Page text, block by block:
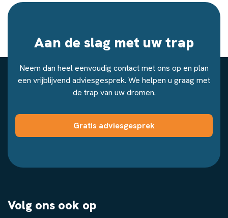
Aan de slag met uw trap
Neem dan heel eenvoudig contact met ons op en plan
een vrijblijvend adviesgesprek. We helpen u graag met
de trap van uw dromen.
Gratis adviesgesprek
Volg ons ook op